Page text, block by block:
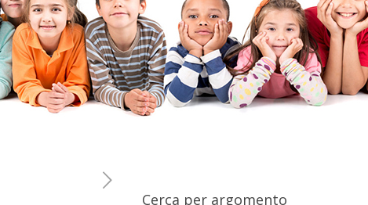
Cerca per argomento